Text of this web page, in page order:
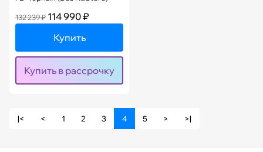
132 239 ₽ 114 990 ₽
Купить
Купить в рассрочку
|< < 1 2 3 4 5 > >|